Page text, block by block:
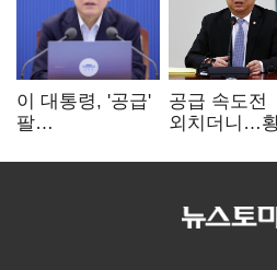
이 대통령, '공급'
팔
여 내부선
공급 속도전
외치더니…황
리모델링' 제